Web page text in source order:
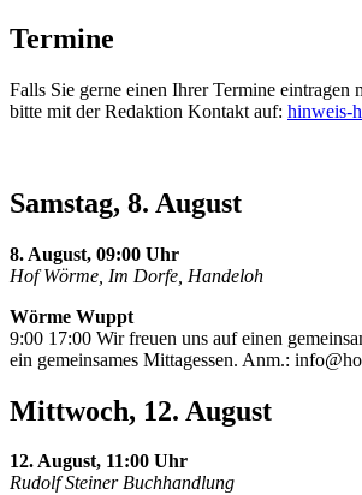
Termine
Falls Sie gerne einen Ihrer Termine eintragen
bitte mit der Redaktion Kontakt auf: hinweis-
Samstag, 8. August
8. August, 09:00 Uhr
Hof Wörme, Im Dorfe, Handeloh
Wörme Wuppt
9:00 17:00 Wir freuen uns auf einen
ein gemeinsames Mittagessen. Anm.:
Mittwoch, 12. August
12. August, 11:00 Uhr
Rudolf Steiner Buchhandlung